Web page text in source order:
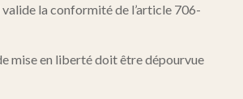
la conformité de l’article 706-
mise en liberté doit être dépourvue